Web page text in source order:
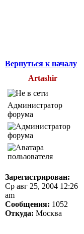
Вернуться к началу
Artashir
Администратор
форума
Зарегистрирован:
Ср авг 25, 2004 12:26
am
Сообщения: 1052
Откуда: Москва